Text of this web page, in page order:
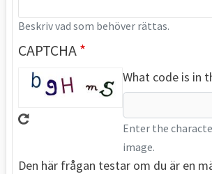
Beskriv vad som behöver rättas.
CAPTCHA
What code is in
Enter the
image.
Den här frågan testar om du är en